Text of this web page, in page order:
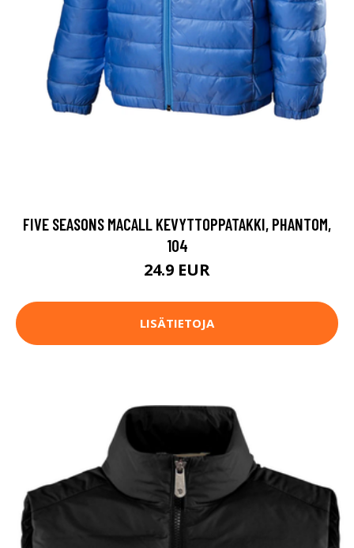
FIVE SEASONS MACALL KEVYTTOPPATAKKI, PHANTOM,
104
24.9 EUR
LISÄTIETOJA